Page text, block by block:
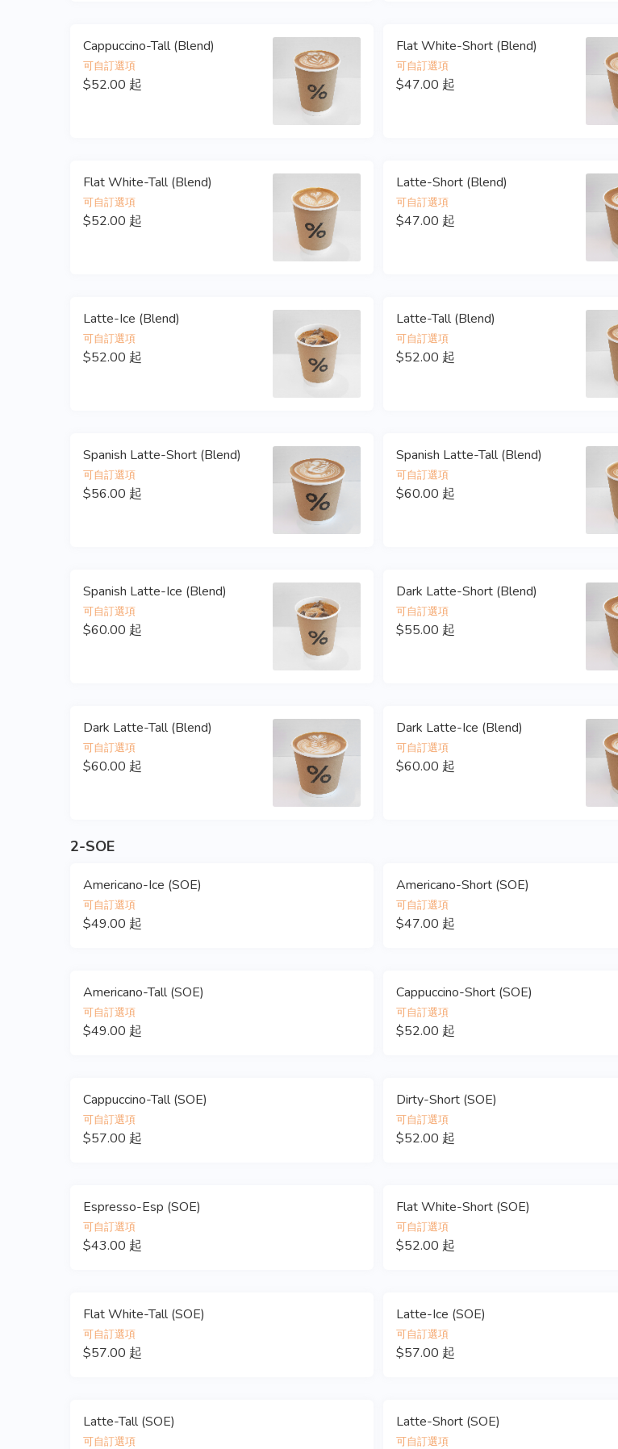
Cappuccino-Tall (Blend)
可自訂選項
$52.00 起
Flat White-Short (Blend)
可自訂選項
$47.00 起
Flat White-Tall (Blend)
可自訂選項
$52.00 起
Latte-Short (Blend)
可自訂選項
$47.00 起
Latte-Ice (Blend)
可自訂選項
$52.00 起
Latte-Tall (Blend)
可自訂選項
$52.00 起
Spanish Latte-Short (Blend)
可自訂選項
$56.00 起
Spanish Latte-Tall (Blend)
可自訂選項
$60.00 起
Spanish Latte-Ice (Blend)
可自訂選項
$60.00 起
Dark Latte-Short (Blend)
可自訂選項
$55.00 起
Dark Latte-Tall (Blend)
可自訂選項
$60.00 起
Dark Latte-Ice (Blend)
可自訂選項
$60.00 起
2-SOE
Americano-Ice (SOE)
可自訂選項
$49.00 起
Americano-Short (SOE)
可自訂選項
$47.00 起
Americano-Tall (SOE)
可自訂選項
$49.00 起
Cappuccino-Short (SOE)
可自訂選項
$52.00 起
Cappuccino-Tall (SOE)
可自訂選項
$57.00 起
Dirty-Short (SOE)
可自訂選項
$52.00 起
Espresso-Esp (SOE)
可自訂選項
$43.00 起
Flat White-Short (SOE)
可自訂選項
$52.00 起
Flat White-Tall (SOE)
可自訂選項
$57.00 起
Latte-Ice (SOE)
可自訂選項
$57.00 起
Latte-Tall (SOE)
可自訂選項
Latte-Short (SOE)
可自訂選項